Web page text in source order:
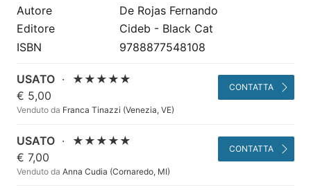
Autore
De Rojas Fernando
Editore
Cideb - Black Cat
ISBN
9788877548108
USATO ·
★★★★★
€ 5,00
Venduto da Franca Tinazzi (Venezia, VE)
CONTATTA
USATO ·
★★★★★
€ 7,00
Venduto da Anna Cudia (Cornaredo, MI)
CONTATTA